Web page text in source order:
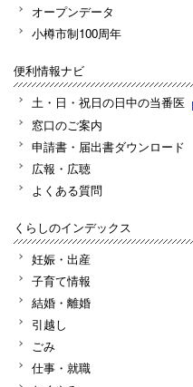
オープンデータ
小樽市制100周年
便利情報ナビ
土・日・祝日の日中の当番医
窓口のご案内
申請書・届出書ダウンロード
広報・広聴
よくある質問
くらしのインデックス
妊娠・出産
子育て情報
結婚・離婚
引越し
ごみ
仕事・就職